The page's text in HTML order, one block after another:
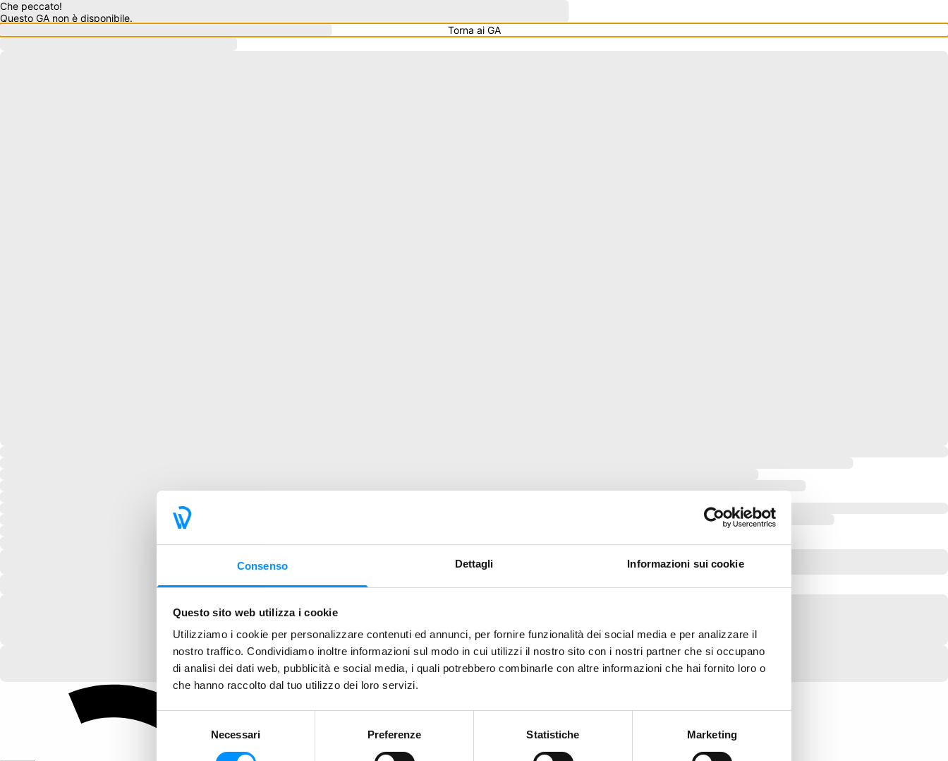
Consenso Dettagli Informazioni sui cookie
Questo sito web utilizza i cookie
Utilizziamo i cookie per personalizzare contenuti ed annunci, per fornire funzionalità dei social media e per analizzare il
nostro traffico. Condividiamo inoltre informazioni sul modo in cui utilizzi il nostro sito con i nostri partner che si occupano
di analisi dei dati web, pubblicità e social media, i quali potrebbero combinarle con altre informazioni che hai fornito loro o
che hanno raccolto dal tuo utilizzo dei loro servizi.
Necessari Preferenze Statistiche Marketing
Che peccato!
Questo GA non è disponibile.
Torna ai GA